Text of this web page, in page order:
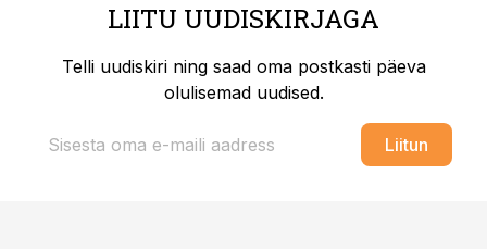
LIITU UUDISKIRJAGA
Telli uudiskiri ning saad oma postkasti päeva
olulisemad uudised.
Liitun